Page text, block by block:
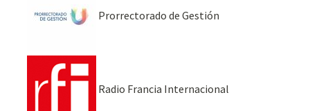
Prorrectorado de Gestión
Radio Francia Internacional